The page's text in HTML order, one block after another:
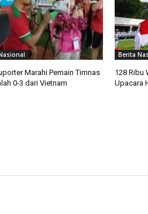
Marahi Pemain Timnas
0-3 dari Vietnam
Berita
128 Ribu
Upacara